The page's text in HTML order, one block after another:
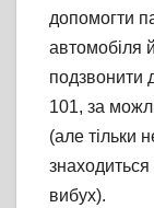
допомогти
автомобіля
подзвонити
101, за
(але тільки
вибух).